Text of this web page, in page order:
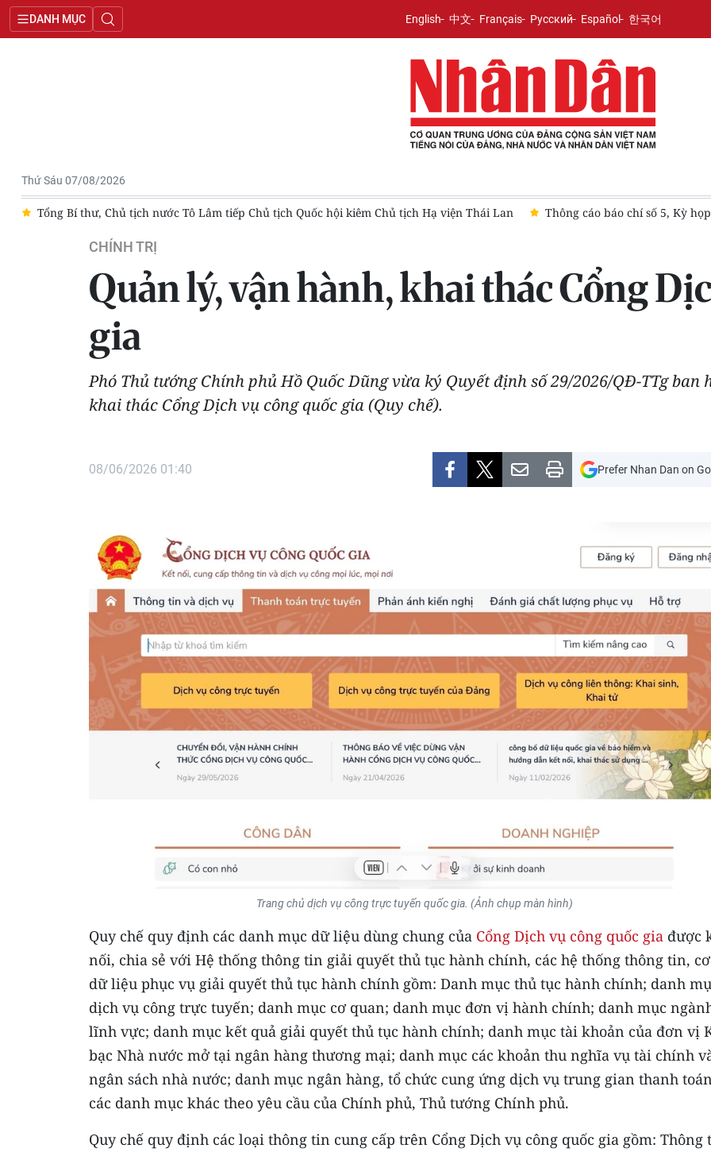
DANH MỤC English 中文 Français Русский Español 한국어
Thứ Sáu 07/08/2026
Lan Thông cáo báo chí số 5, Kỳ họp không thường lệ thứ nhất, Quốc hội khóa XVI Đưa quan hệ Việt Nam-Australia đi vào
CHÍNH TRỊ
Quản lý, vận hành, khai thác Cổng
gia
Phó Thủ tướng Chính phủ Hồ Quốc Dũng vừa ký Quyết định số 29/2026/QĐ-TTg ban
khai thác Cổng Dịch vụ công quốc gia (Quy chế).
08/06/2026 01:40 Prefer Nhan Dan on
Trang chủ dịch vụ công trực tuyến quốc gia. (Ảnh chụp màn hình)
Quy chế quy định các danh mục dữ liệu dùng chung của Cổng Dịch vụ công quốc gia được
nối, chia sẻ với Hệ thống thông tin giải quyết thủ tục hành chính, các hệ thống thông tin,
dữ liệu phục vụ giải quyết thủ tục hành chính gồm: Danh mục thủ tục hành chính; danh
dịch vụ công trực tuyến; danh mục cơ quan; danh mục đơn vị hành chính; danh mục
lĩnh vực; danh mục kết quả giải quyết thủ tục hành chính; danh mục tài khoản của đơn vị
bạc Nhà nước mở tại ngân hàng thương mại; danh mục các khoản thu nghĩa vụ tài chính
ngân sách nhà nước; danh mục ngân hàng, tổ chức cung ứng dịch vụ trung gian thanh
các danh mục khác theo yêu cầu của Chính phủ, Thủ tướng Chính phủ.
Quy chế quy định các loại thông tin cung cấp trên Cổng Dịch vụ công quốc gia gồm: Thông